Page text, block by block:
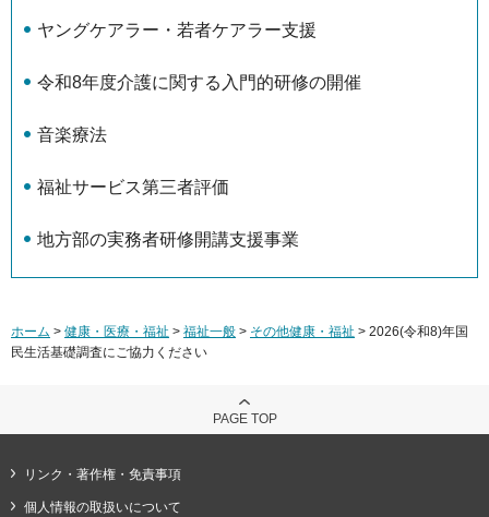
ヤングケアラー・若者ケアラー支援
令和8年度介護に関する入門的研修の開催
音楽療法
福祉サービス第三者評価
地方部の実務者研修開講支援事業
ホーム > 健康・医療・福祉 > 福祉一般 > その他健康・福祉 > 2026(令和8)年国
民生活基礎調査にご協力ください
PAGE TOP
リンク・著作権・免責事項
個人情報の取扱いについて